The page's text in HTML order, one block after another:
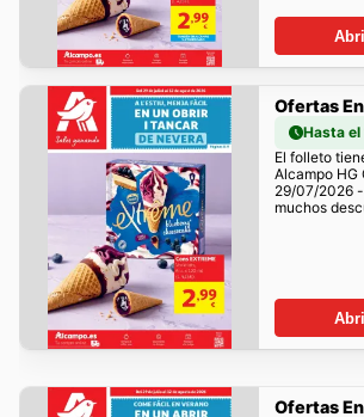
Ofertas
Hasta el
El folleto
Alcampo HG
29/07/2026
muchos
Ofertas